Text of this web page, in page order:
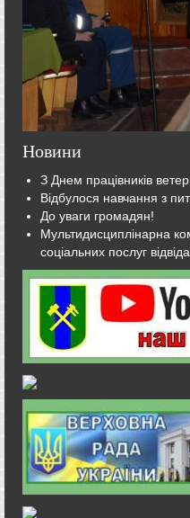
Новини
З Днем працівників
Відбулося навчання з
До уваги громадян!
Мультидисциплінарна
соціальних послуг